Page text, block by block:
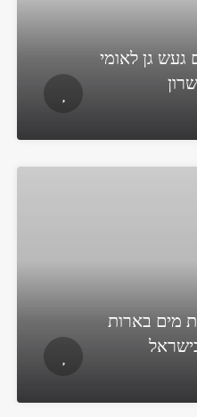
געש גן לאומי
מים בארות